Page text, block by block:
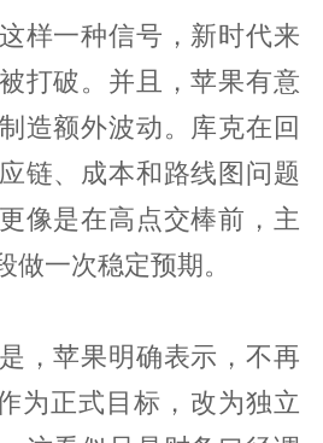
样一种信号，新时代来
打破。并且，苹果有意
造额外波动。库克在回
链、成本和路线图问题
像是在高点交棒前，主
做一次稳定预期。
，苹果明确表示，不再
为正式目标，改为独立